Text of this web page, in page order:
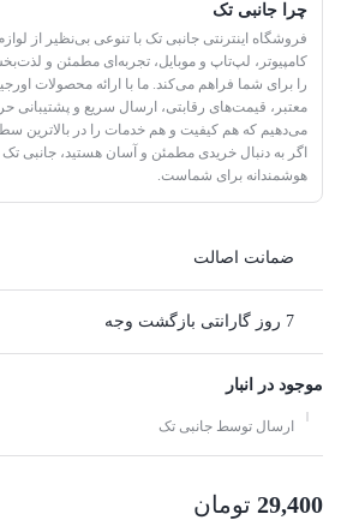
چرا جانبی تک
فروشگاه اینترنتی جانبی تک با تنوعی بی‌نظیر از
کامپیوتر، لپ‌تاپ و موبایل، تجربه‌ای مطمئن و
را برای شما فراهم می‌کند. ما با ارائه محصولات
معتبر، قیمت‌های رقابتی، ارسال سریع و پشتیبانی
می‌دهیم که هم کیفیت و هم خدمات را در بالاترین
اگر به دنبال خریدی مطمئن و آسان هستید، جانبی تک
هوشمندانه برای شماست.
ضمانت اصالت
7 روز گارانتی بازگشت وجه
موجود در انبار
ارسال توسط جانبی تک
29,400 تومان